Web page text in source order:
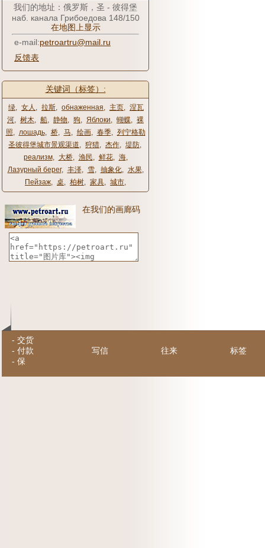
我们的地址：俄罗斯，圣 - 彼得堡
наб. канала Грибоедова 148/150
在地图上显示
e-mail:petroartru@mail.ru
反馈表
关键词（标签）:
绿, 女人 , 拉斯, обнаженная, 主页, 涅瓦
河, 树木, 船, 静物, 狗, Яблоки, 蝴蝶, 裸
照, лошадь, 桥, 马, 绘画, 春季, 列宁格勒
圣彼得堡城市景观渠道, 狩猎, 杰作, 堤防,
реализм, 大桥, 渔民, 鲜花, 海,
Лазурный берег, 丰泽, 雪, 抽象化, 水果,
Пейзаж, 桌, 柏树, 家具, 城市,
在我们的画廊码
- 交货
- 付款
- 保
写信 往来 标签